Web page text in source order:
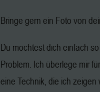
Bringe gern ein Foto von
Du möchtest dich einfach
Problem. Ich überlege mir
eine Technik, die ich